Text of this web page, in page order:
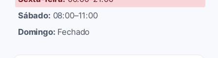
Sábado: 08:00–11:00
Domingo: Fechado